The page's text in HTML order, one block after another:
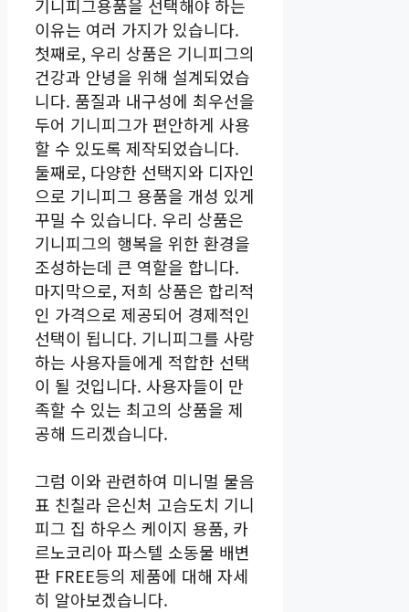
기니피그용품을 선택해야 하는
이유는 여러 가지가 있습니다.
첫째로, 우리 상품은 기니피그의
건강과 안녕을 위해 설계되었습
니다. 품질과 내구성에 최우선을
두어 기니피그가 편안하게 사용
할 수 있도록 제작되었습니다.
둘째로, 다양한 선택지와 디자인
으로 기니피그 용품을 개성 있게
꾸밀 수 있습니다. 우리 상품은
기니피그의 행복을 위한 환경을
조성하는데 큰 역할을 합니다.
마지막으로, 저희 상품은 합리적
인 가격으로 제공되어 경제적인
선택이 됩니다. 기니피그를 사랑
하는 사용자들에게 적합한 선택
이 될 것입니다. 사용자들이 만
족할 수 있는 최고의 상품을 제
공해 드리겠습니다.
그럼 이와 관련하여 미니멀 물음
표 친칠라 은신처 고슴도치 기니
피그 집 하우스 케이지 용품, 카
르노코리아 파스텔 소동물 배변
판 FREE등의 제품에 대해 자세
히 알아보겠습니다.